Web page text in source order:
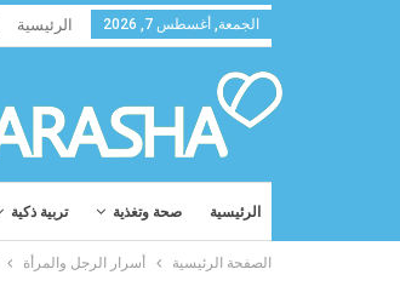
الجمعة, أغسطس 7, 2026 الرئيسية
الرئيسية صحة وتغذية تربية ذكية
الصفحة الرئيسية أسرار الرجل والمرأة